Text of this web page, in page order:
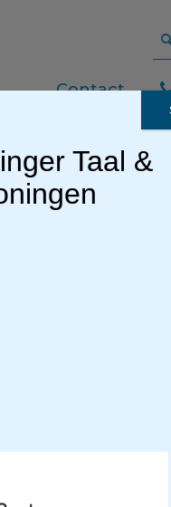
Contact
Taal &